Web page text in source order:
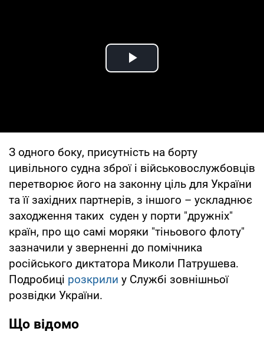
Play Video
З одного боку, присутність на борту
цивільного судна зброї і військовослужбовців
перетворює його на законну ціль для України
та її західних партнерів, з іншого – ускладнює
заходження таких суден у порти "дружніх"
країн, про що самі моряки "тіньового флоту"
зазначили у зверненні до помічника
російського диктатора Миколи Патрушева.
Подробиці розкрили у Службі зовнішньої
розвідки України.
Що відомо